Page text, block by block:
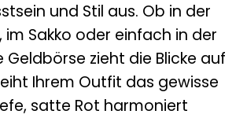
und Stil aus. Ob in der
Sakko oder einfach in der
Geldbörse zieht die Blicke auf
Ihrem Outfit das gewisse
satte Rot harmoniert